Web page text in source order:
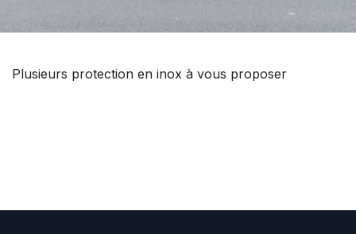
Plusieurs protection en inox à vous proposer